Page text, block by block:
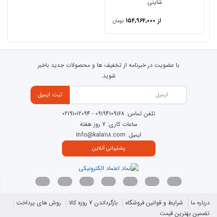
بهترین گزینه را انتخاب کنید.
تیپ 2
زیرسری
پانل جلو
پانل جانبی
شاینی
از 154,964,000
تومان
با عضویت در خبرنامه از تخفیف ها و محصولات جدید باخبر
شوید.
ثبت ایمیل
پشتیبانی آنلاین
تلفن تماس:09194109168
-
02191012094
ساعات کاری: 7 روز هفته
ایمیل: Info@kala118.com
درباره ما شرایط و قوانین فروشگاه بازگرداندن 7 روزه کالا
روش های پرداخت
تضمین بهترین قیمت